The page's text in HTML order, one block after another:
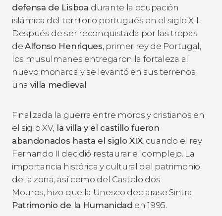
defensa de Lisboa durante la ocupación
islámica del territorio portugués en el siglo XII.
Después de ser reconquistada por las tropas
deAlfonso Henriques, primer rey de Portugal,
los musulmanes entregaron la fortaleza al
nuevo monarca y se levantó en sus terrenos
una villa medieval.
Finalizada la guerra entre moros y cristianos en
el siglo XV, la villa y el castillo fueron
abandonados hasta el siglo XIX, cuando el rey
Fernando II decidió restaurar el complejo. La
importancia histórica y cultural del patrimonio
de la zona, así como del Castelo dos
Mouros, hizo que la Unesco declarase Sintra
Patrimonio de la Humanidad en 1995.